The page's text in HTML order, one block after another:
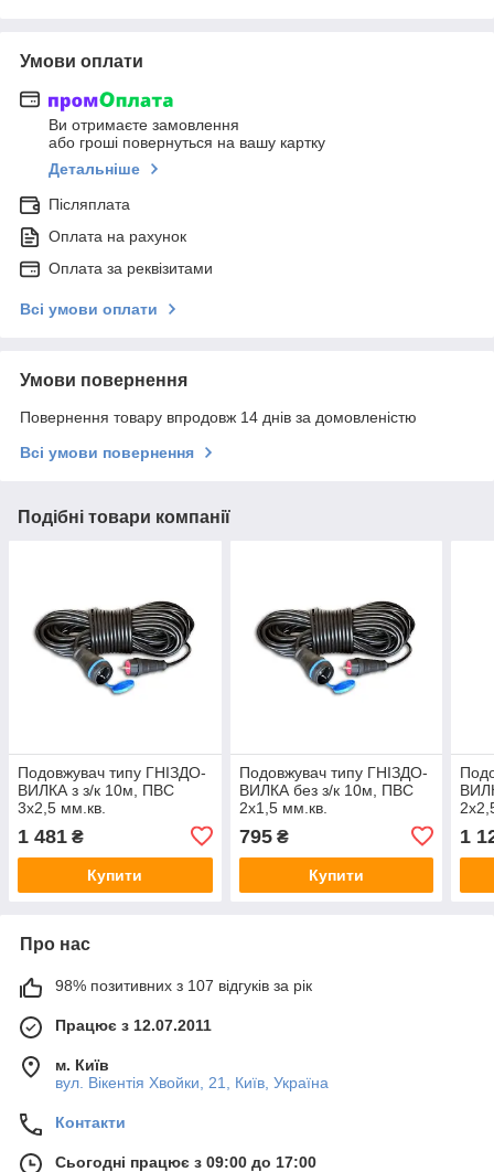
Умови оплати
Ви отримаєте замовлення
або гроші повернуться на вашу картку
Детальніше
Післяплата
Оплата на рахунок
Оплата за реквізитами
Всі умови оплати
Умови повернення
Повернення товару впродовж 14 днів за домовленістю
Всі умови повернення
Подібні товари компанії
Подовжувач типу ГНІЗДО-
ВИЛКА з з/к 10м, ПВС
3x2,5 мм.кв.
1 481 ₴
Купити
Подовжувач типу ГНІЗДО-
ВИЛКА без з/к 10м, ПВС
2x1,5 мм.кв.
795₴
Купити
1
Про нас
98% позитивних з 107 відгуків за рік
Працює з 12.07.2011
м. Київ
вул. Вікентія Хвойки, 21, Київ, Україна
Контакти
Сьогодні працює з 09:00 до 17:00